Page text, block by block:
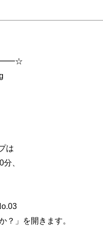
は
、
」を開きます。